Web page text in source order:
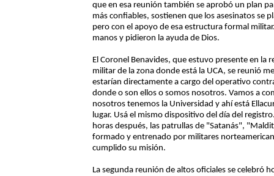
que en esa reunión también se aprobó un plan
más confiables, sostienen que los asesinatos se
pero con el apoyo de esa estructura formal
manos y pidieron la ayuda de Dios.
El Coronel Benavides, que estuvo presente en la
militar de la zona donde está la UCA, se reunió
estarían directamente a cargo del operativo
donde o son ellos o somos nosotros. Vamos a
nosotros tenemos la Universidad y ahí está
lugar. Usá el mismo dispositivo del día del
horas después, las patrullas de "Satanás",
formado y entrenado por militares
cumplido su misión.
La segunda reunión de altos oficiales se celebró